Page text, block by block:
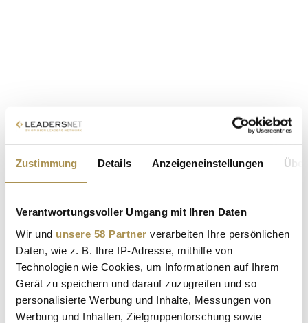
Zustimmung Details Anzeigeneinstellungen
Verantwortungsvoller Umgang mit Ihren Daten
Wir und unsere 58 Partner verarbeiten Ihre persönlichen
Daten, wie z. B. Ihre IP-Adresse, mithilfe von
Technologien wie Cookies, um Informationen auf Ihrem
Gerät zu speichern und darauf zuzugreifen und so
personalisierte Werbung und Inhalte, Messungen von
Werbung und Inhalten, Zielgruppenforschung sowie